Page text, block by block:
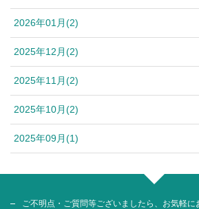
2026年01月(2)
2025年12月(2)
2025年11月(2)
2025年10月(2)
2025年09月(1)
ご不明点・ご質問等ございましたら、お気軽に